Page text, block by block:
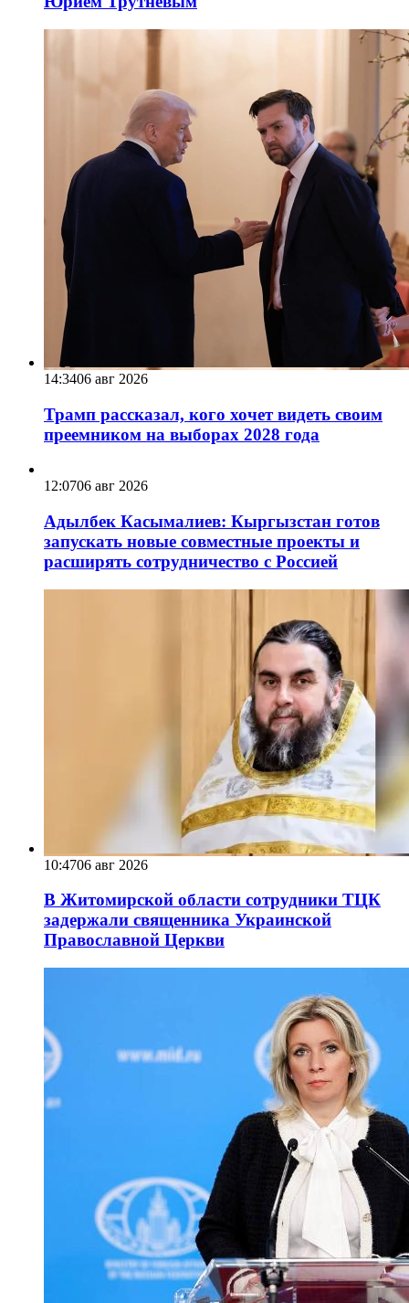
14:3406 авг 2026
Трамп рассказал, кого хочет видеть своим
преемником на выборах 2028 года
12:0706 авг 2026
Адылбек Касымалиев: Кыргызстан готов
запускать новые совместные проекты и
расширять сотрудничество с Россией
10:4706 авг 2026
В Житомирской области сотрудники ТЦК
задержали священника Украинской
Православной Церкви